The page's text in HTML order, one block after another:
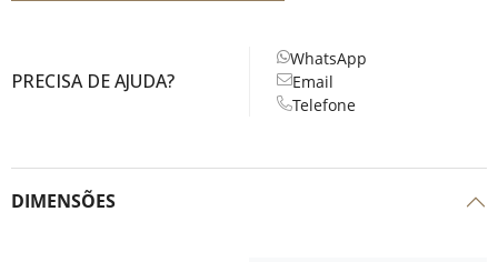
PRECISA DE AJUDA?
WhatsApp
Email
Telefone
DIMENSÕES